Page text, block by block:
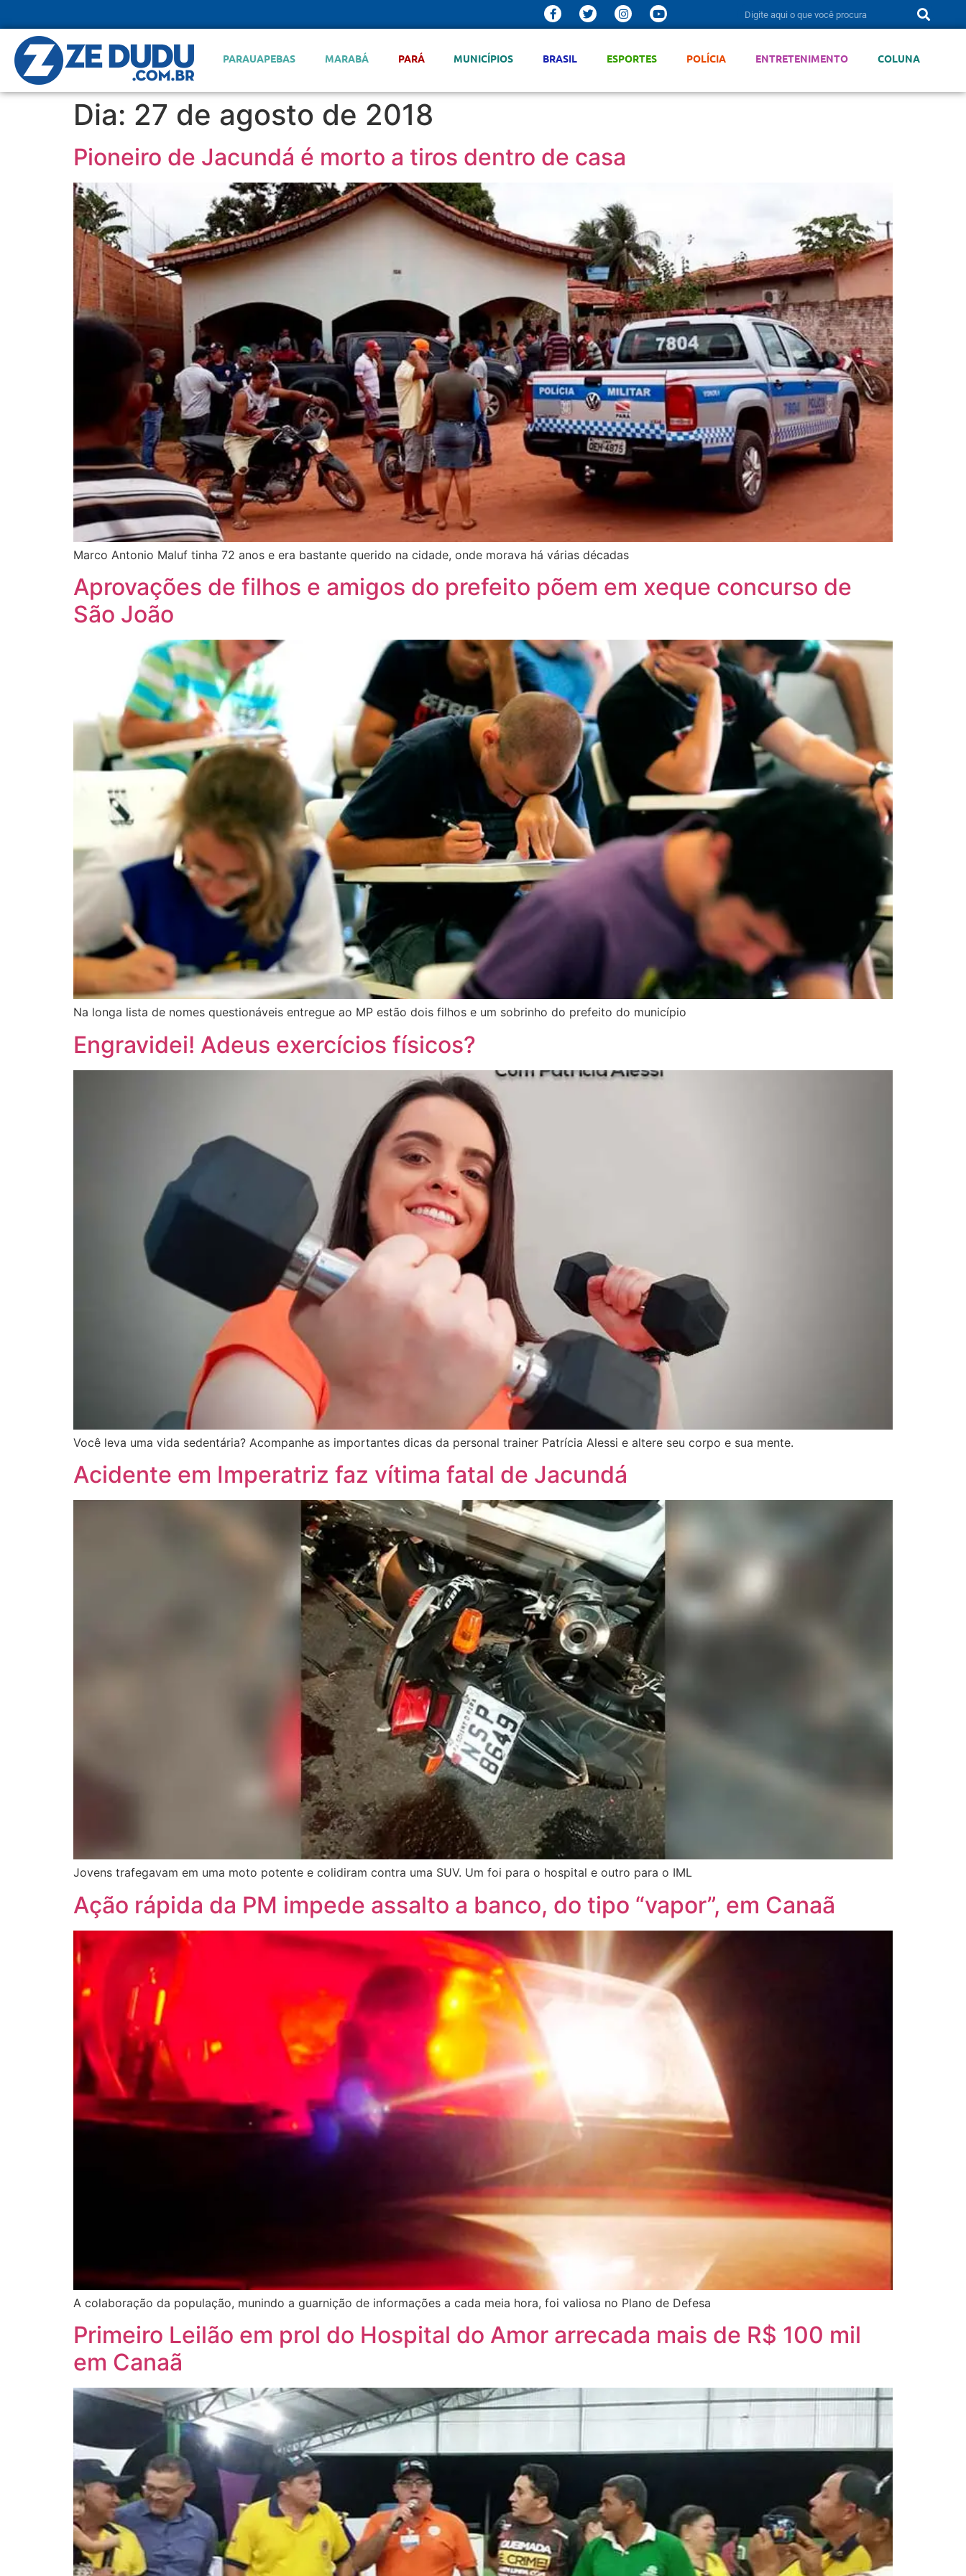
PARAUAPEBAS MARABÁ PARÁ MUNICÍPIOS BRASIL ESPORTES POLÍCIA ENTRETENIMENTO COLUNA
Dia: 27 de agosto de 2018
Pioneiro de Jacundá é morto a tiros dentro de casa
Marco Antonio Maluf tinha 72 anos e era bastante querido na cidade, onde morava há várias décadas
Aprovações de filhos e amigos do prefeito põem em xeque concurso de
São João
Na longa lista de nomes questionáveis entregue ao MP estão dois filhos e um sobrinho do prefeito do município
Engravidei! Adeus exercícios físicos?
Você leva uma vida sedentária? Acompanhe as importantes dicas da personal trainer Patrícia Alessi e altere seu corpo e sua mente.
Acidente em Imperatriz faz vítima fatal de Jacundá
Jovens trafegavam em uma moto potente e colidiram contra uma SUV. Um foi para o hospital e outro para o IML
Ação rápida da PM impede assalto a banco, do tipo “vapor”, em Canaã
A colaboração da população, munindo a guarnição de informações a cada meia hora, foi valiosa no Plano de Defesa
Primeiro Leilão em prol do Hospital do Amor arrecada mais de R$ 100 mil
em Canaã